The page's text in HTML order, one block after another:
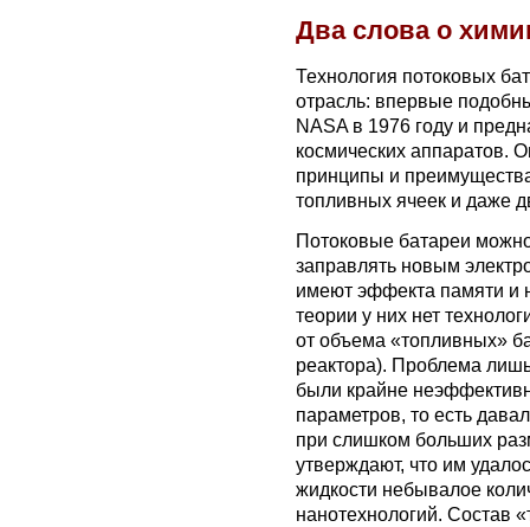
Два слова о
Технология потоковых
отрасль: впервые
NASA в 1976 году и
космических аппаратов.
принципы и
топливных ячеек и даже
Потоковые батареи
заправлять новым
имеют эффекта памяти и
теории у них нет
от объема «топливных»
реактора). Проблема
были крайне
параметров, то есть
при слишком больших
утверждают, что им
жидкости небывалое
нанотехнологий. Состав